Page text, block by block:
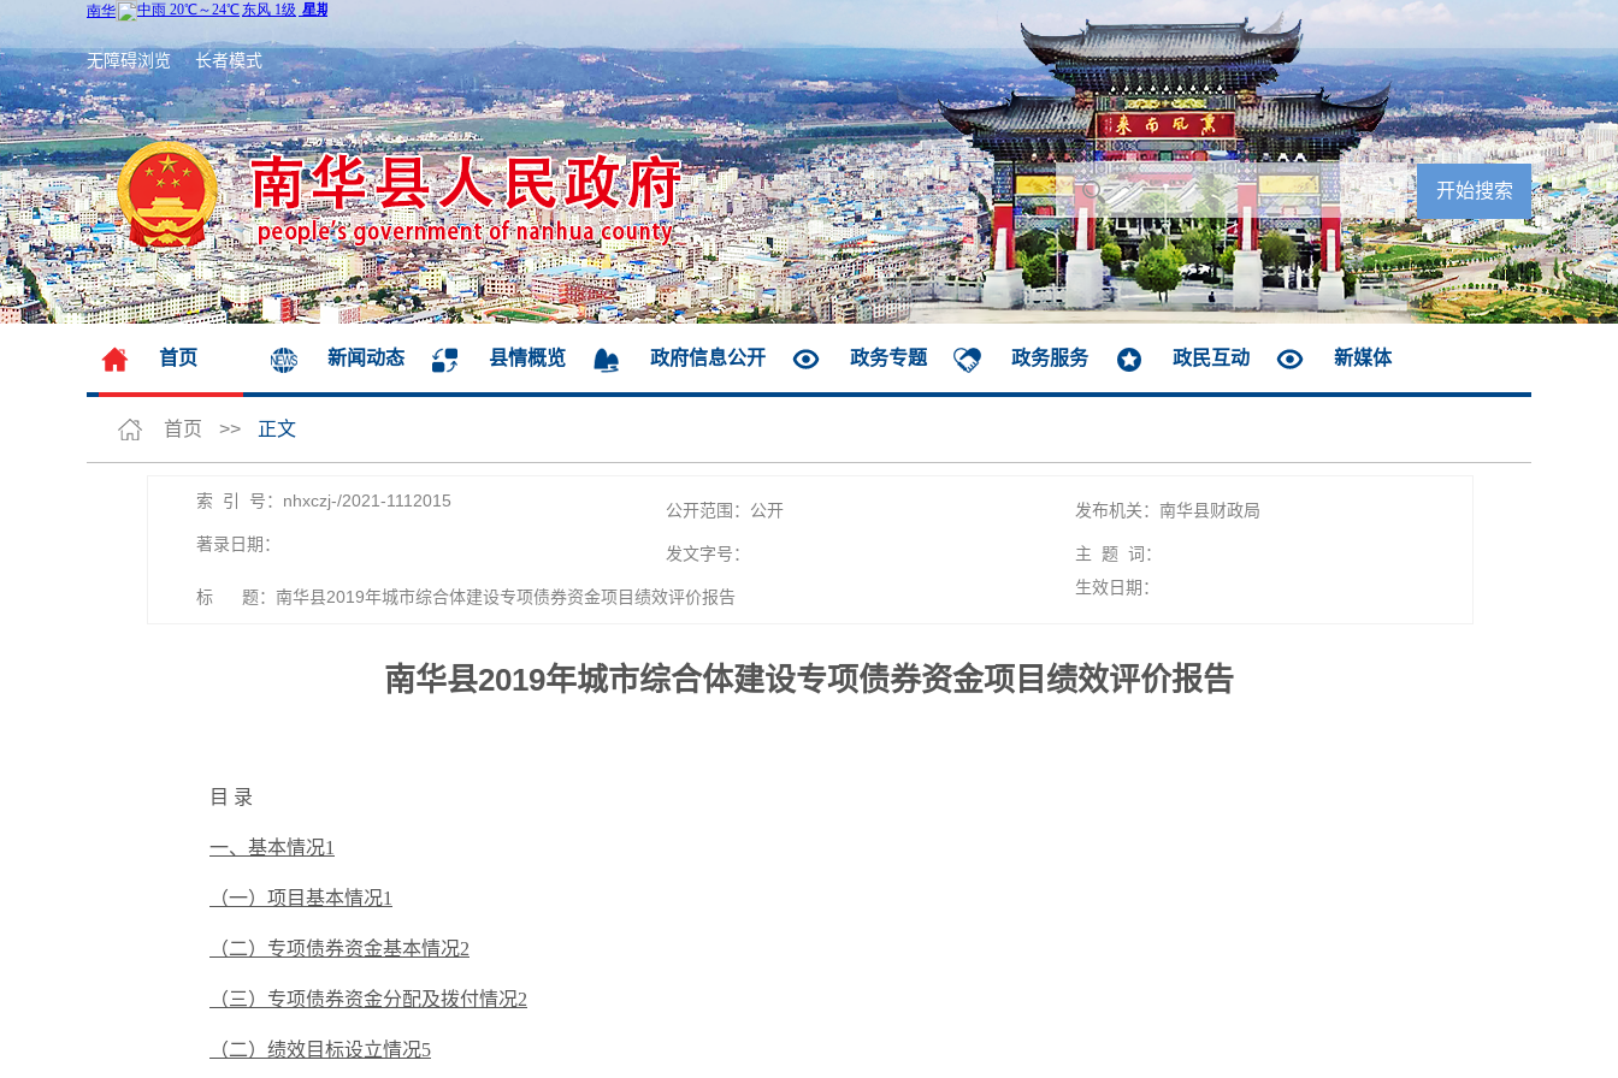
无障碍浏览 长者模式
首页 新闻动态 县情概览 政府信息公开 政务专题 政务服务 政民互动 新媒体
首页 >> 正文
索 引 号：nhxczj-/2021-1112015 公开范围：公开
发布机关：南华县财政局
著录日期：
发文字号： 主 题 词：
标 题：南华县2019年城市综合体建设专项债券资金项目绩效评价报告 生效日期：
南华县2019年城市综合体建设专项债券资金项目绩效评价报告
目 录
一、基本情况1
（一）项目基本情况1
（二）专项债券资金基本情况2
（三）专项债券资金分配及拨付情况2
（二）绩效目标设立情况5